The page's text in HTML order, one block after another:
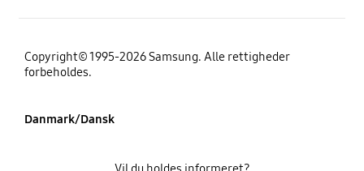
Copyright© 1995-2026 Samsung. Alle rettigheder
forbeholdes.
Danmark/Dansk